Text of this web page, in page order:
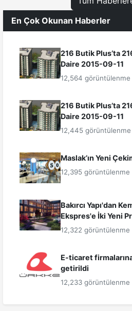
En Çok Okunan Haberler
216 Butik Plus’ta
Daire 2015-09-11
12,564 görüntülenme
216 Butik Plus’ta
Daire 2015-09-11
12,445 görüntülenme
Maslak’ın Yeni
12,395 görüntülenme
Bakırcı Yapı'dan
Ekspres'e İki Yeni
12,322 görüntülenme
E-ticaret
getirildi
12,233 görüntülenme